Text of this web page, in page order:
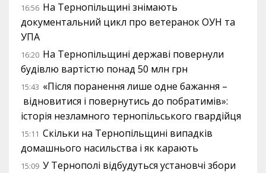
16:56 На Тернопільщині знімають
документальний цикл про ветеранок ОУН та
УПА
16:20 На Тернопільщині державі повернули
будівлю вартістю понад 50 млн грн
15:43 «Після поранення лише одне бажання –
відновитися і повернутись до побратимів»:
історія незламного тернопільського гвардійця
15:11 Скільки на Тернопільщині випадків
домашнього насильства і як карають
15:09 У Тернополі відбудуться установчі збори